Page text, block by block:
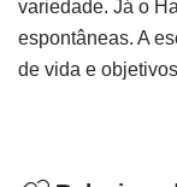
variedade. Já o
espontâneas. A
de vida e